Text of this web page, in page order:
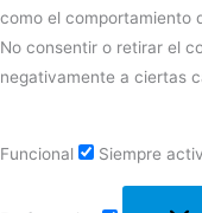
como el comportamiento
No consentir o retirar el
negativamente a ciertas
Funcional Siempre